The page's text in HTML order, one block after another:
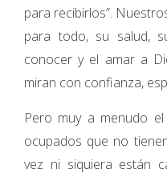
para recibirlos”.
para todo, su salud,
conocer y el amar a
miran con confianza,
Pero muy a menudo
ocupados que no
vez ni siquiera están